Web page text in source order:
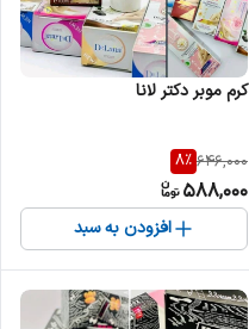
کرم موبر دکتر لانا
646,000
8%
588,000
افزودن به سبد